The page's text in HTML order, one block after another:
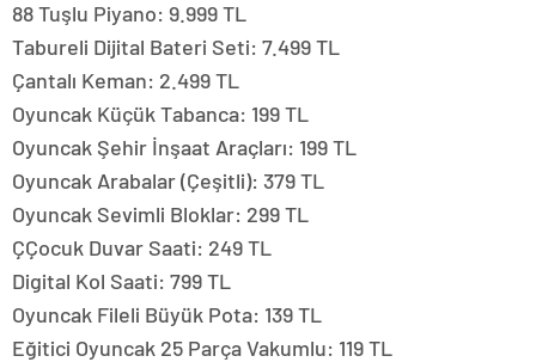
88 Tuşlu Piyano: 9.999 TL
Tabureli Dijital Bateri Seti: 7.499 TL
Çantalı Keman: 2.499 TL
Oyuncak Küçük Tabanca: 199 TL
Oyuncak Şehir İnşaat Araçları: 199 TL
Oyuncak Arabalar (Çeşitli): 379 TL
Oyuncak Sevimli Bloklar: 299 TL
ÇÇocuk Duvar Saati: 249 TL
Digital Kol Saati: 799 TL
Oyuncak Fileli Büyük Pota: 139 TL
Eğitici Oyuncak 25 Parça Vakumlu: 119 TL